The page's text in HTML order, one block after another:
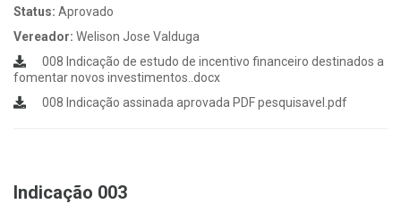
Status: Aprovado
Vereador: Welison Jose Valduga
008 Indicação de estudo de incentivo financeiro destinados a
fomentar novos investimentos..docx
008 Indicação assinada aprovada PDF pesquisavel.pdf
Indicação 003